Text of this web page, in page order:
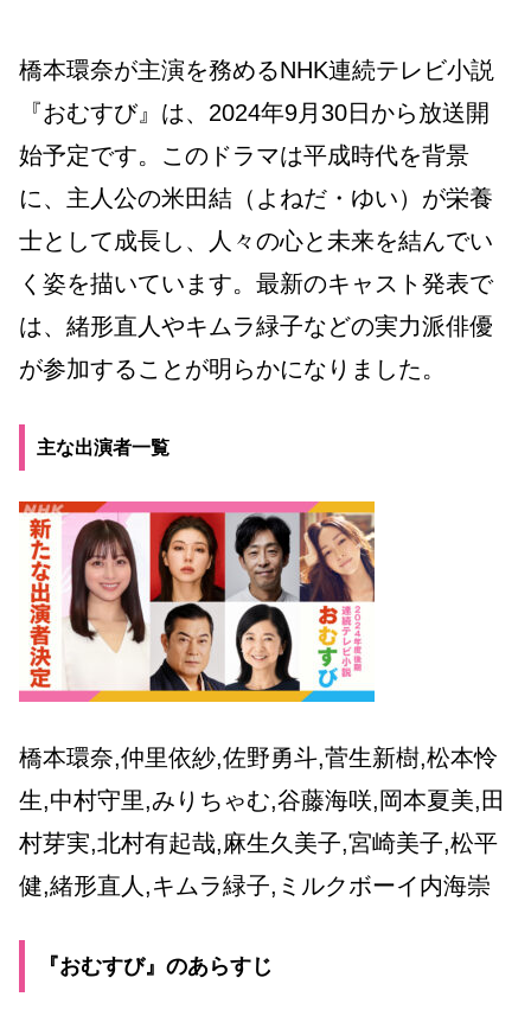
橋本環奈が主演を務めるNHK連続テレビ小説
『おむすび』は、2024年9月30日から放送開
始予定です。このドラマは平成時代を背景
に、主人公の米田結（よねだ・ゆい）が栄養
士として成長し、人々の心と未来を結んでい
く姿を描いています。最新のキャスト発表で
は、緒形直人やキムラ緑子などの実力派俳優
が参加することが明らかになりました。
主な出演者一覧
橋本環奈,仲里依紗,佐野勇斗,菅生新樹,松本怜
生,中村守里,みりちゃむ,谷藤海咲,岡本夏美,田
村芽実,北村有起哉,麻生久美子,宮崎美子,松平
健,緒形直人,キムラ緑子, ミルクボーイ内海崇
『おむすび』のあらすじ